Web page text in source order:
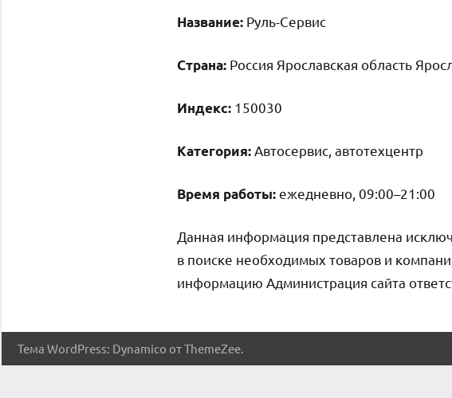
Название: Руль-Сервис
Страна: Россия Ярославская область
Индекс: 150030
Категория: Автосервис, автотехцентр
Время работы:ежедневно, 09:00–21:00
Данная информация представлена
в поиске необходимых товаров и
информацию Администрация сайта
Тема WordPress: Dynamico от ThemeZee.